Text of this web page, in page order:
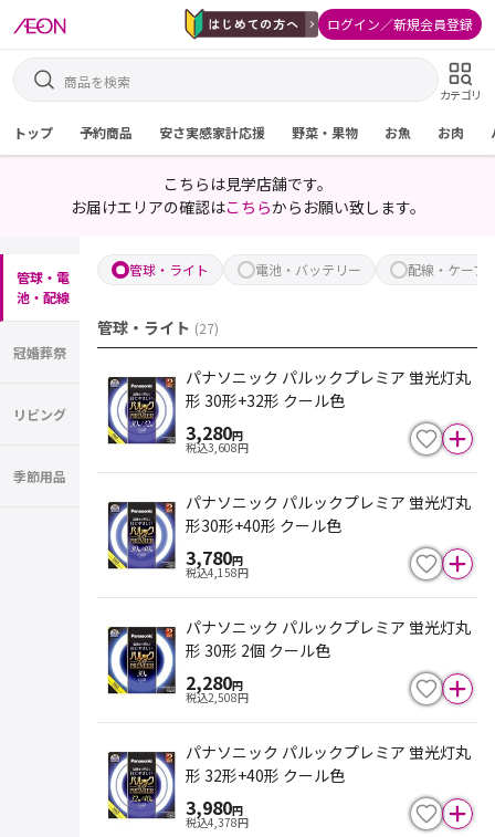
ログイン／新規会員登録
カテゴリ
トップ 予約商品 安さ実感家計応援 野菜・果物 お魚 お肉
こちらは見学店舗です。
お届けエリアの確認はこちらからお願い致します。
管球・電
池・配線
冠婚葬祭
リビング
季節用品
管球・ライト 電池・バッテリー 配線・ケーブ
管球・ライト (27)
パナソニック パルックプレミア 蛍光灯丸
形 30形+32形 クール色
3,280円
税込3,608円
パナソニック パルックプレミア 蛍光灯丸
形30形+40形 クール色
3,780円
税込4,158円
パナソニック パルックプレミア 蛍光灯丸
形 30形 2個 クール色
2,280円
税込2,508円
パナソニック パルックプレミア 蛍光灯丸
形 32形+40形 クール色
3,980円
税込4,378円